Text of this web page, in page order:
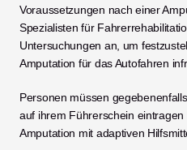
Voraussetzungen nach einer
Spezialisten für
Untersuchungen an, um
Amputation für das Autofahren
Personen müssen
auf ihrem Führerschein
Amputation mit adaptiven